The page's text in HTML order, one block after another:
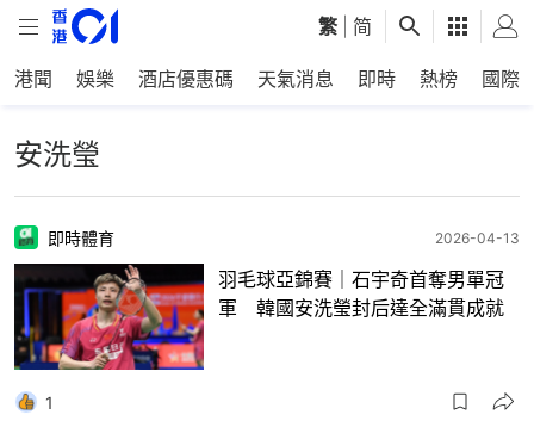
繁 简
港聞 娛樂 酒店優惠碼 天氣消息 即時 熱榜 國際
安洗瑩
即時體育 2026-04-13
羽毛球亞錦賽｜石宇奇首奪男單冠
軍 韓國安洗瑩封后達全滿貫成就
1